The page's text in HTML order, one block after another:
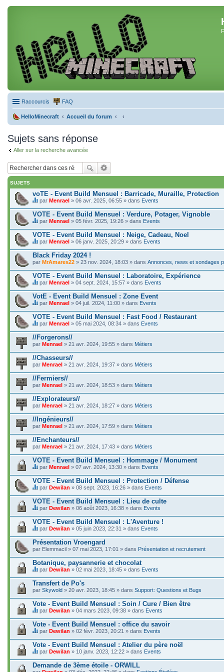
Raccourcis FAQ
HelloMinecraft Accueil du forum
Sujets sans réponse
Aller sur la recherche avancée
SUJETS
voTE - Event Build Mensuel : Barricade, Muraille, Protection
C
e
s
u
j
e
o
n
t
i
e
n
t
u
n
s
o
n
d
a
g
e
par Menrael » 06 avr. 2025, 06:55 » dans Events
VOTE - Event Build Mensuel : Verdure, Potager, Vignoble
C
e
s
u
j
e
t
o
n
i
e
n
t
u
n
s
o
n
d
a
g
e
par Menrael » 05 févr. 2025, 19:26 » dans Events
VOTE - Event Build Mensuel : Neige, Cadeau, Noel
C
e
s
u
j
e
o
n
i
e
n
t
u
n
o
n
d
a
g
e
par Menrael » 06 janv. 2025, 20:29 » dans Events
Black Friday 2024 !
par MrAmares22 » 23 nov. 2024, 18:03 » dans Annonces, news et sondages
VOTE - Event Build Mensuel : Laboratoire, Expérience
C
e
s
u
j
e
o
t
i
e
n
t
u
n
o
n
d
a
g
e
par Menrael » 04 sept. 2024, 15:57 » dans Events
VotE - Event Build Mensuel : Zone Event
C
e
s
u
j
e
t
o
n
t
i
e
n
t
u
n
o
n
d
a
g
e
par Menrael » 04 juil. 2024, 11:00 » dans Events
VOTE - Event Build Mensuel : Fast Food / Restaurant
C
e
s
u
j
e
t
o
t
i
e
n
t
u
n
o
n
d
a
g
e
par Menrael » 05 mai 2024, 08:34 » dans Events
//Forgerons//
par Menrael » 21 avr. 2024, 19:55 » dans Métiers
//Chasseurs//
par Menrael » 21 avr. 2024, 19:37 » dans Métiers
//Fermiers//
par Menrael » 21 avr. 2024, 18:53 » dans Métiers
//Explorateurs//
par Menrael » 21 avr. 2024, 18:27 » dans Métiers
//Ingénieurs//
par Menrael » 21 avr. 2024, 17:59 » dans Métiers
//Enchanteurs//
par Menrael » 21 avr. 2024, 17:43 » dans Métiers
VOTE - Event Build Mensuel : Hommage / Monument
C
e
s
u
j
e
o
n
i
e
n
t
u
n
s
o
n
d
a
g
e
par Menrael » 07 avr. 2024, 13:30 » dans Events
VOTE - Event Build Mensuel : Protection / Défense
C
e
s
u
j
e
o
n
t
i
e
n
t
u
n
o
n
d
a
g
e
par Dewilan » 08 sept. 2023, 16:26 » dans Events
VOTE - Event Build Mensuel : Lieu de culte
C
e
s
u
j
e
t
o
n
i
e
n
t
u
n
s
o
n
d
a
g
e
par Dewilan » 06 août 2023, 16:38 » dans Events
VOTE - Event Build Mensuel : L'Aventure !
C
e
s
u
j
e
o
n
t
i
e
n
t
u
n
s
o
n
d
a
g
par Dewilan » 05 juin 2023, 22:31 » dans Events
Présentation Vroengard
par Elemmacil » 07 mai 2023, 17:01 » dans Présentation et recrutement
Botanique, paysannerie et chocolat
C
e
s
u
j
e
o
n
i
e
n
t
u
n
par Dewilan » 02 mai 2023, 18:45 » dans Events
Transfert de Po's
par Skywold » 20 avr. 2023, 18:45 » dans Support: Questions et Bugs
Vote - Event Build Mensuel : Soin / Cure / Bien être
C
e
s
u
j
e
o
n
par Dewilan » 04 mars 2023, 09:38 » dans Events
Vote - Event Build Mensuel : office du savoir
C
s
u
j
e
par Dewilan » 02 févr. 2023, 20:21 » dans Events
Vote - Event Build Mensuel : Atelier du père noël
C
e
s
par Dewilan » 10 janv. 2023, 12:22 » dans Events
Demande de 3ème étoile - ORWILL